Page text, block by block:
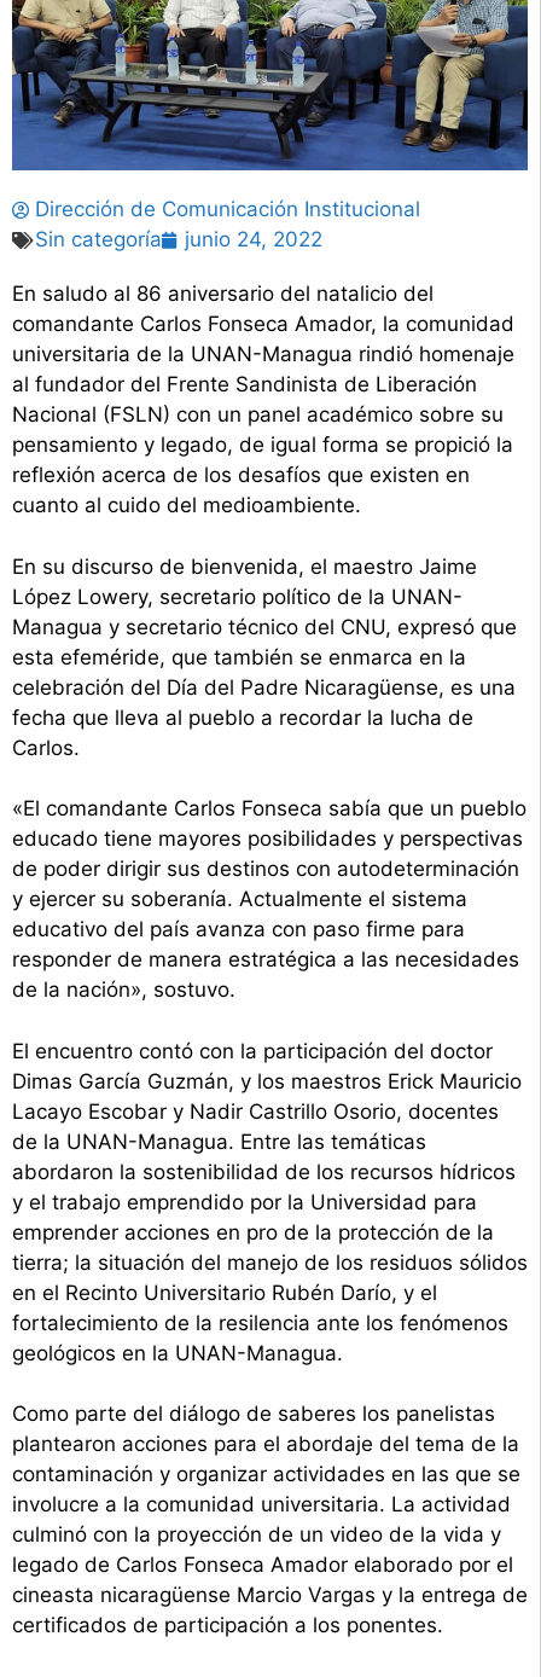
Dirección de Comunicación Institucional
Sin categoría
junio 24, 2022
En saludo al 86 aniversario del natalicio del
comandante Carlos Fonseca Amador, la comunidad
universitaria de la UNAN-Managua rindió homenaje
al fundador del Frente Sandinista de Liberación
Nacional (FSLN) con un panel académico sobre su
pensamiento y legado, de igual forma se propició la
reflexión acerca de los desafíos que existen en
cuanto al cuido del medioambiente.
En su discurso de bienvenida, el maestro Jaime
López Lowery, secretario político de la UNAN-
Managua y secretario técnico del CNU, expresó que
esta efeméride, que también se enmarca en la
celebración del Día del Padre Nicaragüense, es una
fecha que lleva al pueblo a recordar la lucha de
Carlos.
«El comandante Carlos Fonseca sabía que un pueblo
educado tiene mayores posibilidades y perspectivas
de poder dirigir sus destinos con autodeterminación
y ejercer su soberanía. Actualmente el sistema
educativo del país avanza con paso firme para
responder de manera estratégica a las necesidades
de la nación», sostuvo.
El encuentro contó con la participación del doctor
Dimas García Guzmán, y los maestros Erick Mauricio
Lacayo Escobar y Nadir Castrillo Osorio, docentes
de la UNAN-Managua. Entre las temáticas
abordaron la sostenibilidad de los recursos hídricos
y el trabajo emprendido por la Universidad para
emprender acciones en pro de la protección de la
tierra; la situación del manejo de los residuos sólidos
en el Recinto Universitario Rubén Darío, y el
fortalecimiento de la resilencia ante los fenómenos
geológicos en la UNAN-Managua.
Como parte del diálogo de saberes los panelistas
plantearon acciones para el abordaje del tema de la
contaminación y organizar actividades en las que se
involucre a la comunidad universitaria. La actividad
culminó con la proyección de un video de la vida y
legado de Carlos Fonseca Amador elaborado por el
cineasta nicaragüense Marcio Vargas y la entrega de
certificados de participación a los ponentes.